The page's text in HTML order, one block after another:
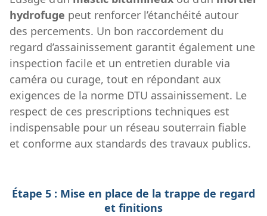
hydrofuge peut renforcer l’étanchéité autour
des percements. Un bon raccordement du
regard d’assainissement garantit également une
inspection facile et un entretien durable via
caméra ou curage, tout en répondant aux
exigences de la norme DTU assainissement. Le
respect de ces prescriptions techniques est
indispensable pour un réseau souterrain fiable
et conforme aux standards des travaux publics.
Étape 5 : Mise en place de la trappe de regard
et finitions